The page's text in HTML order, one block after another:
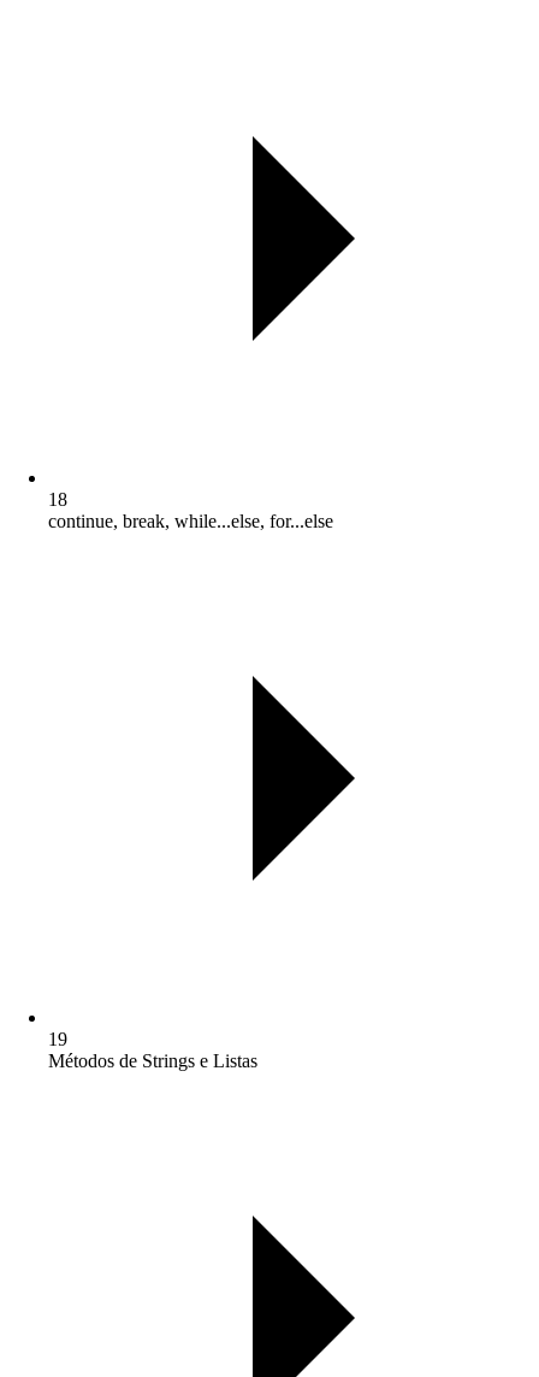
18
continue, break, while...else, for...else
19
Métodos de Strings e Listas